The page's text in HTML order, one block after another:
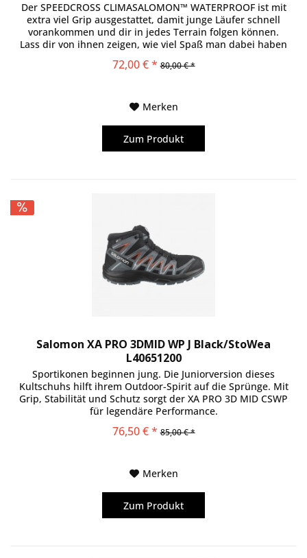
Der SPEEDCROSS CLIMASALOMON™ WATERPROOF ist mit
extra viel Grip ausgestattet, damit junge Läufer schnell
vorankommen und dir in jedes Terrain folgen können.
Lass dir von ihnen zeigen, wie viel Spaß man dabei haben
72,00 € * 80,00 € *
Merken
Zum Produkt
Salomon XA PRO 3DMID WP J Black/StoWea
L40651200
Sportikonen beginnen jung. Die Juniorversion dieses
Kultschuhs hilft ihrem Outdoor-Spirit auf die Sprünge. Mit
Grip, Stabilität und Schutz sorgt der XA PRO 3D MID CSWP
für legendäre Performance.
76,50 € * 85,00 € *
Merken
Zum Produkt